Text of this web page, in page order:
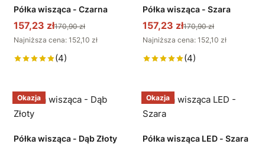
Półka wisząca - Czarna
157,23 zł170,90 zł
Najniższa cena: 152,10 zł
(4)
Półka wisząca - Szara
157,23 zł170,90 zł
Najniższa cena: 152,10 zł
(4)
Okazja
Półka wisząca - Dąb Złoty
Okazja
Półka wisząca LED - Szara